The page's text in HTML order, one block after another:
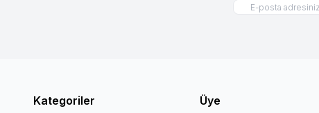
Kategoriler Üye